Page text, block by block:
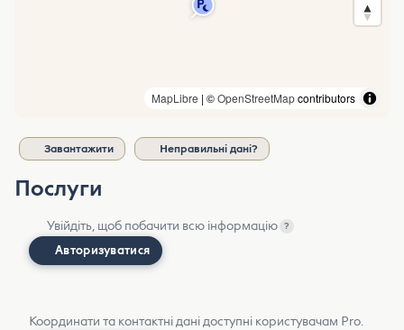
MapLibre | ©OpenStreetMapcontributors
Завантажити Неправильні дані?
Послуги
Увійдіть, щоб побачити всю інформацію ?
Авторизуватися
Координати та контактні дані доступні користувачам Pro.